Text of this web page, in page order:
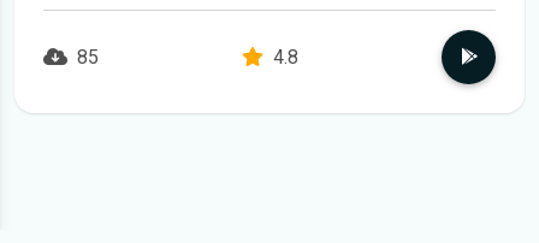
85
4.8